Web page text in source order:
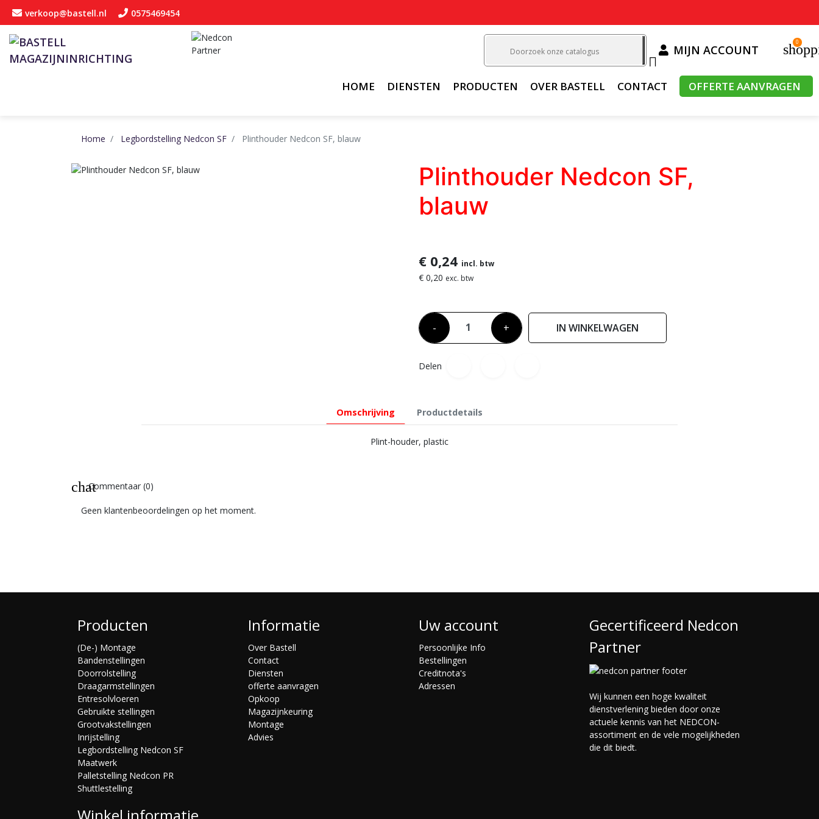
verkoop@bastell.nl 0575469454

MIJN ACCOUNT
0
HOME DIENSTEN PRODUCTEN OVER BASTELL CONTACT OFFERTE AANVRAGEN
Home Legbordstelling Nedcon SF Plinthouder Nedcon SF, blauw
Plinthouder Nedcon SF,
blauw
€ 0,24 incl. btw
€ 0,20 exc. btw
- + IN WINKELWAGEN
Delen
Omschrijving Productdetails
Plint-houder, plastic
chatCommentaar (0)
Geen klantenbeoordelingen op het moment.
Producten
(De-) Montage
Bandenstellingen
Doorrolstelling
Draagarmstellingen
Entresolvloeren
Gebruikte stellingen
Grootvakstellingen
Inrijstelling
Legbordstelling Nedcon SF
Maatwerk
Palletstelling Nedcon PR
Shuttlestelling
Informatie
Over Bastell
Contact
Diensten
offerte aanvragen
Opkoop
Magazijnkeuring
Montage
Advies
Uw account
Persoonlijke Info
Bestellingen
Creditnota's
Adressen
Gecertificeerd Nedcon
Partner
Wij kunnen een hoge kwaliteit
dienstverlening bieden door onze
actuele kennis van het NEDCON-
assortiment en de vele mogelijkheden
die dit biedt.